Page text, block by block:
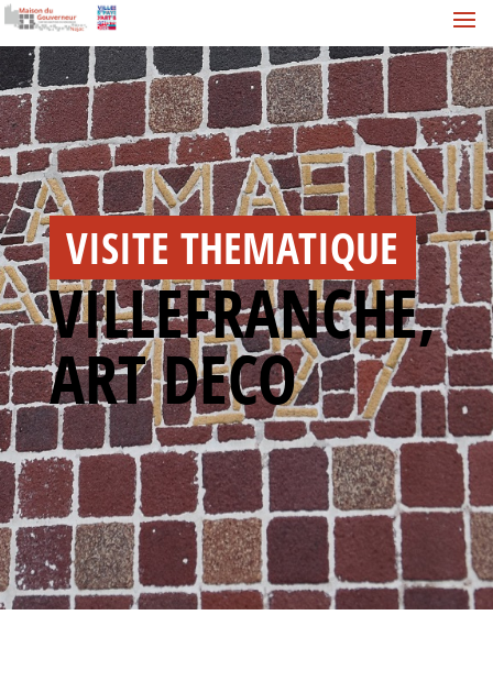
VISITE THEMATIQUE
VILLEFRANCHE,
ART DECO